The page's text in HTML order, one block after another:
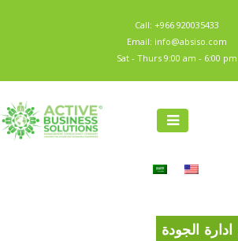
Call: +966 920035433
Email: info@absiso.com
Sat - Thurs 9:00 am - 6:00 pm